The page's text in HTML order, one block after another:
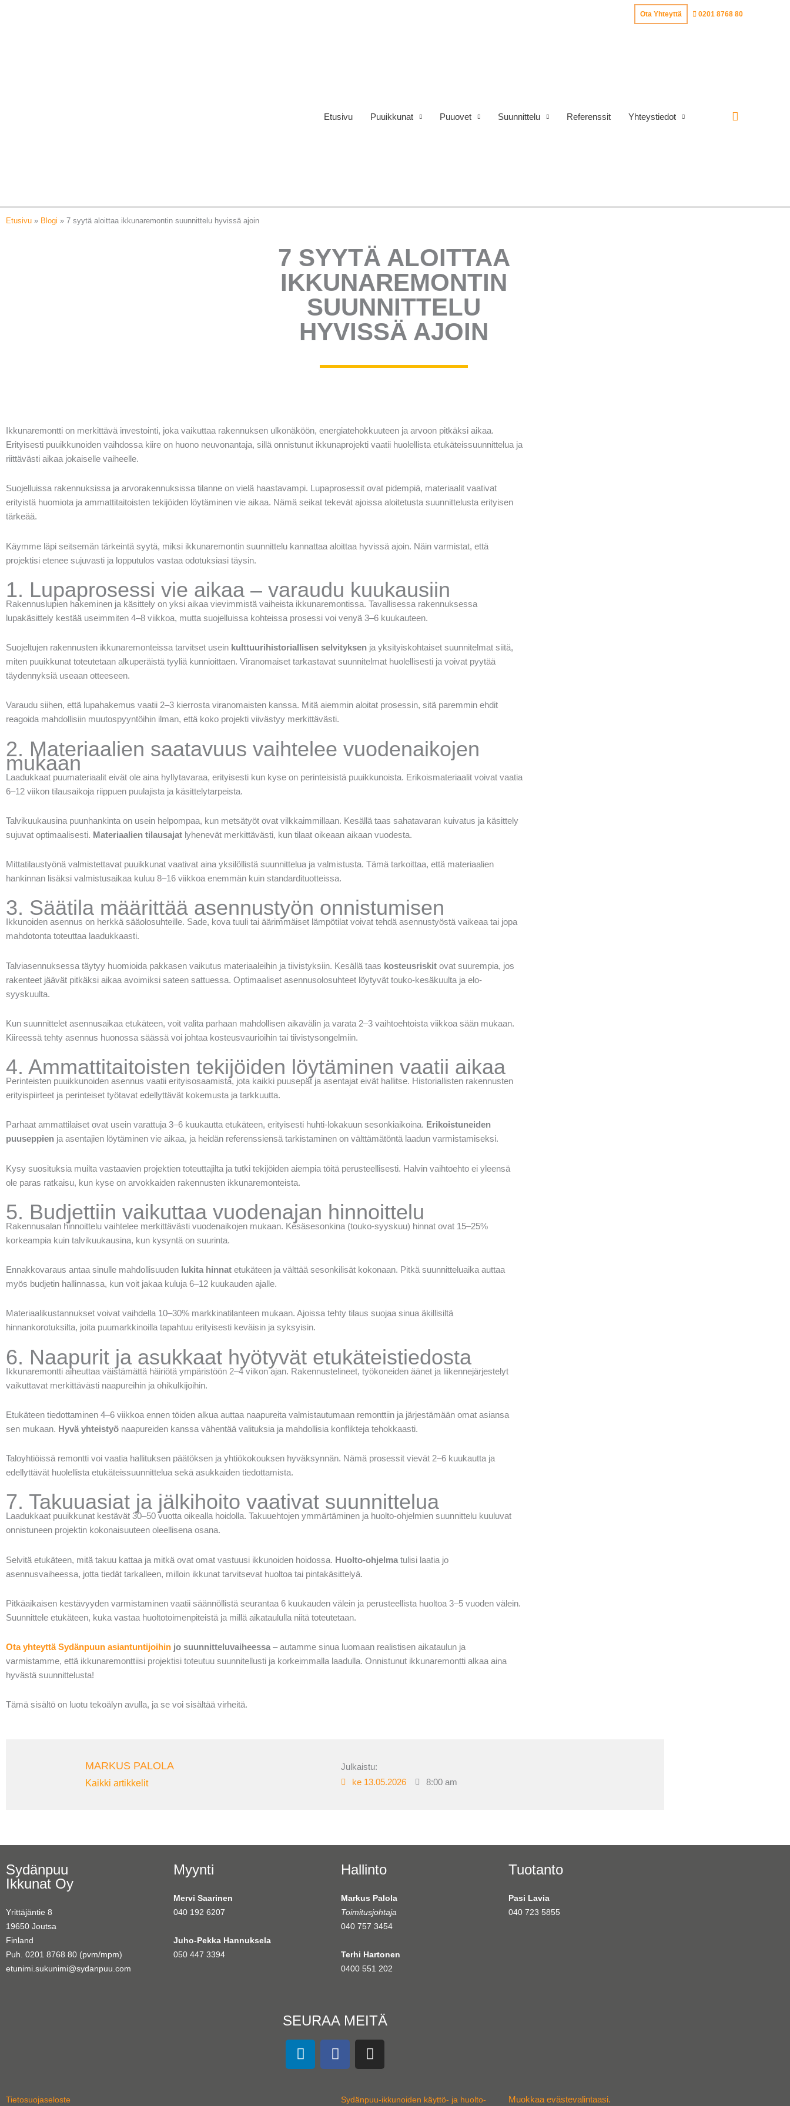
Ota Yhteyttä 0201 8768 80
Etusivu Puuikkunat Puuovet Suunnittelu Referenssit Yhteystiedot Hae
Etusivu » Blogi » 7 syytä aloittaa ikkuna­remontin suunnittelu hyvissä ajoin
7 SYYTÄ ALOITTAA
IKKUNA­REMONTIN
SUUNNITTELU
HYVISSÄ AJOIN
Ikkunaremontti on merkittävä investointi, joka vaikuttaa rakennuksen ulkonäköön, energiatehokkuuteen ja arvoon pitkäksi aikaa.
Erityisesti puuikkunoiden vaihdossa kiire on huono neuvonantaja, sillä onnistunut ikkunaprojekti vaatii huolellista etukäteissuunnittelua ja
riittävästi aikaa jokaiselle vaiheelle.
Suojelluissa rakennuksissa ja arvorakennuksissa tilanne on vielä haastavampi. Lupaprosessit ovat pidempiä, materiaalit vaativat
erityistä huomiota ja ammattitaitoisten tekijöiden löytäminen vie aikaa. Nämä seikat tekevät ajoissa aloitetusta suunnittelusta erityisen
tärkeää.
Käymme läpi seitsemän tärkeintä syytä, miksi ikkunaremontin suunnittelu kannattaa aloittaa hyvissä ajoin. Näin varmistat, että
projektisi etenee sujuvasti ja lopputulos vastaa odotuksiasi täysin.
1. Lupaprosessi vie aikaa – varaudu kuukausiin
Rakennuslupien hakeminen ja käsittely on yksi aikaa vievimmistä vaiheista ikkunaremontissa. Tavallisessa rakennuksessa
lupakäsittely kestää useimmiten 4–8 viikkoa, mutta suojelluissa kohteissa prosessi voi venyä 3–6 kuukauteen.
Suojeltujen rakennusten ikkunaremonteissa tarvitset usein kulttuurihistoriallisen selvityksen ja yksityiskohtaiset suunnitelmat siitä,
miten puuikkunat toteutetaan alkuperäistä tyyliä kunnioittaen. Viranomaiset tarkastavat suunnitelmat huolellisesti ja voivat pyytää
täydennyksiä useaan otteeseen.
Varaudu siihen, että lupahakemus vaatii 2–3 kierrosta viranomaisten kanssa. Mitä aiemmin aloitat prosessin, sitä paremmin ehdit
reagoida mahdollisiin muutospyyntöihin ilman, että koko projekti viivästyy merkittävästi.
2. Materiaalien saatavuus vaihtelee vuodenaikojen
mukaan
Laadukkaat puumateriaalit eivät ole aina hyllytavaraa, erityisesti kun kyse on perinteisistä puuikkunoista. Erikoismateriaalit voivat vaatia
6–12 viikon tilausaikoja riippuen puulajista ja käsittelytarpeista.
Talvikuukausina puunhankinta on usein helpompaa, kun metsätyöt ovat vilkkaimmillaan. Kesällä taas sahatavaran kuivatus ja käsittely
sujuvat optimaalisesti. Materiaalien tilausajat lyhenevät merkittävästi, kun tilaat oikeaan aikaan vuodesta.
Mittatilaustyönä valmistettavat puuikkunat vaativat aina yksilöllistä suunnittelua ja valmistusta. Tämä tarkoittaa, että materiaalien
hankinnan lisäksi valmistusaikaa kuluu 8–16 viikkoa enemmän kuin standardituotteissa.
3. Säätila määrittää asennustyön onnistumisen
Ikkunoiden asennus on herkkä sääolosuhteille. Sade, kova tuuli tai äärimmäiset lämpötilat voivat tehdä asennustyöstä vaikeaa tai jopa
mahdotonta toteuttaa laadukkaasti.
Talviasennuksessa täytyy huomioida pakkasen vaikutus materiaaleihin ja tiivistyksiin. Kesällä taas kosteusriskit ovat suurempia, jos
rakenteet jäävät pitkäksi aikaa avoimiksi sateen sattuessa. Optimaaliset asennusolosuhteet löytyvät touko-kesäkuulta ja elo-
syyskuulta.
Kun suunnittelet asennusaikaa etukäteen, voit valita parhaan mahdollisen aikavälin ja varata 2–3 vaihtoehtoista viikkoa sään mukaan.
Kiireessä tehty asennus huonossa säässä voi johtaa kosteusvaurioihin tai tiivistysongelmiin.
4. Ammattitaitoisten tekijöiden löytäminen vaatii aikaa
Perinteisten puuikkunoiden asennus vaatii erityisosaamista, jota kaikki puusepät ja asentajat eivät hallitse. Historiallisten rakennusten
erityispiirteet ja perinteiset työtavat edellyttävät kokemusta ja tarkkuutta.
Parhaat ammattilaiset ovat usein varattuja 3–6 kuukautta etukäteen, erityisesti huhti-lokakuun sesonkiaikoina. Erikoistuneiden
puuseppien ja asentajien löytäminen vie aikaa, ja heidän referenssiensä tarkistaminen on välttämätöntä laadun varmistamiseksi.
Kysy suosituksia muilta vastaavien projektien toteuttajilta ja tutki tekijöiden aiempia töitä perusteellisesti. Halvin vaihtoehto ei yleensä
ole paras ratkaisu, kun kyse on arvokkaiden rakennusten ikkunaremonteista.
5. Budjettiin vaikuttaa vuodenajan hinnoittelu
Rakennusalan hinnoittelu vaihtelee merkittävästi vuodenaikojen mukaan. Kesäsesonkina (touko-syyskuu) hinnat ovat 15–25%
korkeampia kuin talvikuukausina, kun kysyntä on suurinta.
Ennakkovaraus antaa sinulle mahdollisuuden lukita hinnat etukäteen ja välttää sesonkilisät kokonaan. Pitkä suunnitteluaika auttaa
myös budjetin hallinnassa, kun voit jakaa kuluja 6–12 kuukauden ajalle.
Materiaalikustannukset voivat vaihdella 10–30% markkinatilanteen mukaan. Ajoissa tehty tilaus suojaa sinua äkillisiltä
hinnankorotuksilta, joita puumarkkinoilla tapahtuu erityisesti keväisin ja syksyisin.
6. Naapurit ja asukkaat hyötyvät etukäteistiedosta
Ikkunaremontti aiheuttaa väistämättä häiriötä ympäristöön 2–4 viikon ajan. Rakennustelineet, työkoneiden äänet ja liikennejärjestelyt
vaikuttavat merkittävästi naapureihin ja ohikulkijoihin.
Etukäteen tiedottaminen 4–6 viikkoa ennen töiden alkua auttaa naapureita valmistautumaan remonttiin ja järjestämään omat asiansa
sen mukaan. Hyvä yhteistyö naapureiden kanssa vähentää valituksia ja mahdollisia konflikteja tehokkaasti.
Taloyhtiöissä remontti voi vaatia hallituksen päätöksen ja yhtiökokouksen hyväksynnän. Nämä prosessit vievät 2–6 kuukautta ja
edellyttävät huolellista etukäteissuunnittelua sekä asukkaiden tiedottamista.
7. Takuuasiat ja jälkihoito vaativat suunnittelua
Laadukkaat puuikkunat kestävät 30–50 vuotta oikealla hoidolla. Takuuehtojen ymmärtäminen ja huolto-ohjelmien suunnittelu kuuluvat
onnistuneen projektin kokonaisuuteen oleellisena osana.
Selvitä etukäteen, mitä takuu kattaa ja mitkä ovat omat vastuusi ikkunoiden hoidossa. Huolto-ohjelma tulisi laatia jo
asennusvaiheessa, jotta tiedät tarkalleen, milloin ikkunat tarvitsevat huoltoa tai pintakäsittelyä.
Pitkäaikaisen kestävyyden varmistaminen vaatii säännöllistä seurantaa 6 kuukauden välein ja perusteellista huoltoa 3–5 vuoden välein.
Suunnittele etukäteen, kuka vastaa huoltotoimenpiteistä ja millä aikataululla niitä toteutetaan.
Ota yhteyttä Sydänpuun asiantuntijoihin jo suunnitteluvaiheessa – autamme sinua luomaan realistisen aikataulun ja
varmistamme, että ikkunaremonttiisi projektisi toteutuu suunnitellusti ja korkeimmalla laadulla. Onnistunut ikkunaremontti alkaa aina
hyvästä suunnittelusta!
Tämä sisältö on luotu tekoälyn avulla, ja se voi sisältää virheitä.
MARKUS PALOLA
Kaikki artikkelit
Julkaistu:
ke 13.05.2026
8:00 am
Sydänpuu
Ikkunat Oy
Yrittäjäntie 8
19650 Joutsa
Finland
Puh. 0201 8768 80 (pvm/mpm)
etunimi.sukunimi@sydanpuu.com
Myynti
Mervi Saarinen
040 192 6207
Juho-Pekka Hannuksela
050 447 3394
Hallinto
Markus Palola
Toimitusjohtaja
040 757 3454
Terhi Hartonen
0400 551 202
Tuotanto
Pasi Lavia
040 723 5855
SEURAA MEITÄ
L
i
F
a
I
n
Tietosuojaseloste Sydänpuu-ikkunoiden käyttö- ja huolto- Muokkaa evästevalintaasi.